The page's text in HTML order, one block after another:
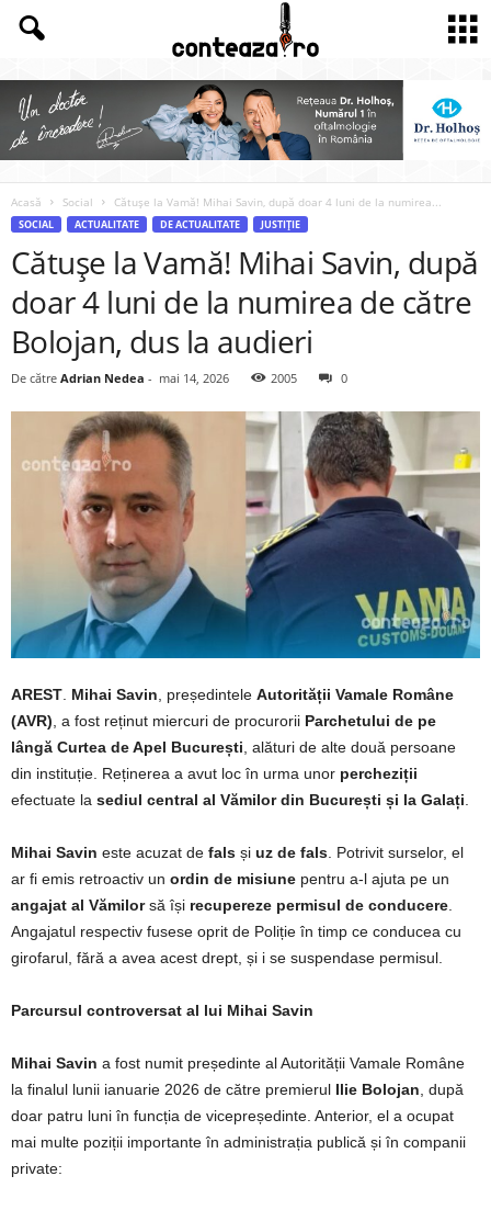
Acasă Social Cătușe la Vamă! Mihai Savin, după doar 4 luni de la numirea...
SOCIAL ACTUALITATE DE ACTUALITATE JUSTIȚIE
Cătușe la Vamă! Mihai Savin, după
doar 4 luni de la numirea de către
Bolojan, dus la audieri
De către Adrian Nedea - mai 14, 2026 2005 0
AREST Mihai Savin , președintele Autorității Vamale Române
(AVR) , a fost reținut miercuri de procurorii Parchetului de pe
lângă Curtea de Apel București , alături de alte două persoane
din instituție. Reținerea a avut loc în urma unor percheziții
efectuate la sediul central al Vămilor din București și la Galați
Mihai Savin este acuzat de fals și uz de fals . Potrivit surselor, el
ar fi emis retroactiv un ordin de misiune pentru a-l ajuta pe un
angajat al Vămilorsă își recupereze permisul de conducere
Angajatul respectiv fusese oprit de Poliție în timp ce conducea cu
girofarul, fără a avea acest drept, și i se suspendase permisul.
Parcursul controversat al lui Mihai Savin
Mihai Savin a fost numit președinte al Autorității Vamale Române
la finalul lunii ianuarie 2026 de către premierul Ilie Bolojan , după
doar patru luni în funcția de vicepreședinte. Anterior, el a ocupat
mai multe poziții importante în administrația publică și în companii
private: